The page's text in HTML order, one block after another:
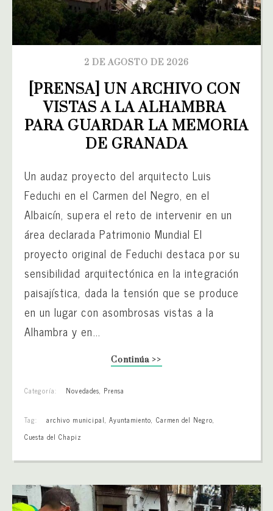
2 DE AGOSTO DE 2026
[PRENSA] UN ARCHIVO CON
VISTAS A LA ALHAMBRA
PARA GUARDAR LA MEMORIA
DE GRANADA
Un audaz proyecto del arquitecto Luis
Feduchi en el Carmen del Negro, en el
Albaicín, supera el reto de intervenir en un
área declarada Patrimonio Mundial El
proyecto original de Feduchi destaca por su
sensibilidad arquitectónica en la integración
paisajística, dada la tensión que se produce
en un lugar con asombrosas vistas a la
Alhambra y en...
Continúa >>
Categoría: Novedades, Prensa
Tag: archivo municipal, Ayuntamiento, Carmen del Negro,
Cuesta del Chapiz